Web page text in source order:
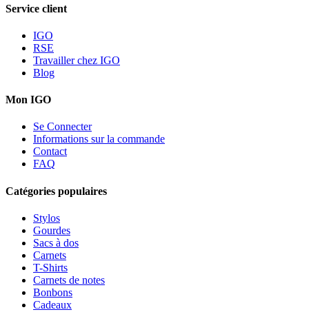
Service client
IGO
RSE
Travailler chez IGO
Blog
Mon IGO
Se Connecter
Informations sur la commande
Contact
FAQ
Catégories populaires
Stylos
Gourdes
Sacs à dos
Carnets
T-Shirts
Carnets de notes
Bonbons
Cadeaux